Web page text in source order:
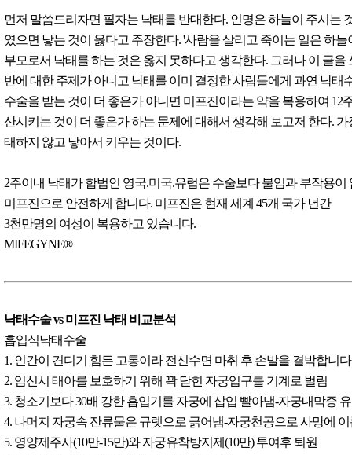
먼저 말씀드리자면 필자는 낙태를 반대한다. 인명은 하늘이 주시는
였으면 낳는 것이 옳다고 주장한다. '사람을 살리고 죽이는 일은 하늘
부모로서 낙태를 하는 것은 옳지 못하다고 생각한다. 그러나 이 글을
반에 대한 주제가 아니고 낙태를 이미 결정한 사람들에게 과연 낙태
수술을 받는 것이 더 좋은가 아니면 미프진이라는 약을 복용하여 12
산시키는 것이 더 좋은가 하는 문제에 대해서 생각해 보고저 한다. 가
태하지 않고 낳아서 키우는 것이다.
2주이내 낙태가 합법인 영국.미국.유럽은 수술보다 불임과 부작용이
미프진으로 안전하게 합니다. 미프진은 현재 세계 45개 국가 년간
3천만명의 여성이 복용하고 있습니다.
MIFEGYNE®
낙태수술 vs 미프진 낙태 비교분석
흡입식낙태수술
1. 인간이 견디기 힘든 고통이라 전신수면 마취 후 손발을 결박합니
2. 임신시 태아를 보호하기 위해 꽉 닫힌 자궁입구를 기계로 벌림
3. 청소기보다 30배 강한 흡입기를 자궁에 삽입 빨아냄-자궁내막증
4. 나머지 자궁속 잔류물은 규렛으로 긁어냄-자궁천공으로 사망에
5. 영양제주사(10만-15만)와 자궁유착방지제(10만) 투여후 퇴원